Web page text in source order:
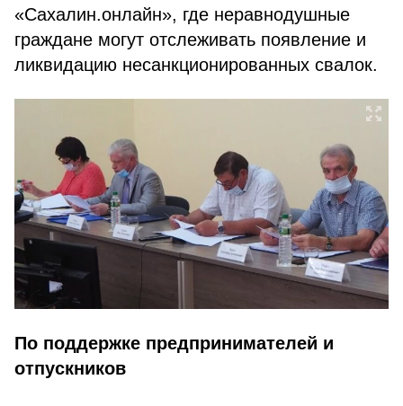
«Сахалин.онлайн», где неравнодушные
граждане могут отслеживать появление и
ликвидацию несанкционированных свалок.
По поддержке предпринимателей и
отпускников